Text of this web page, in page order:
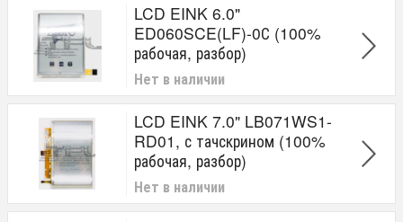
LCD EINK 6.0"
ED060SCE(LF)-0С (100%
рабочая, разбор)
Нет в наличии
LCD EINK 7.0" LB071WS1-
RD01, с тачскрином (100%
рабочая, разбор)
Нет в наличии